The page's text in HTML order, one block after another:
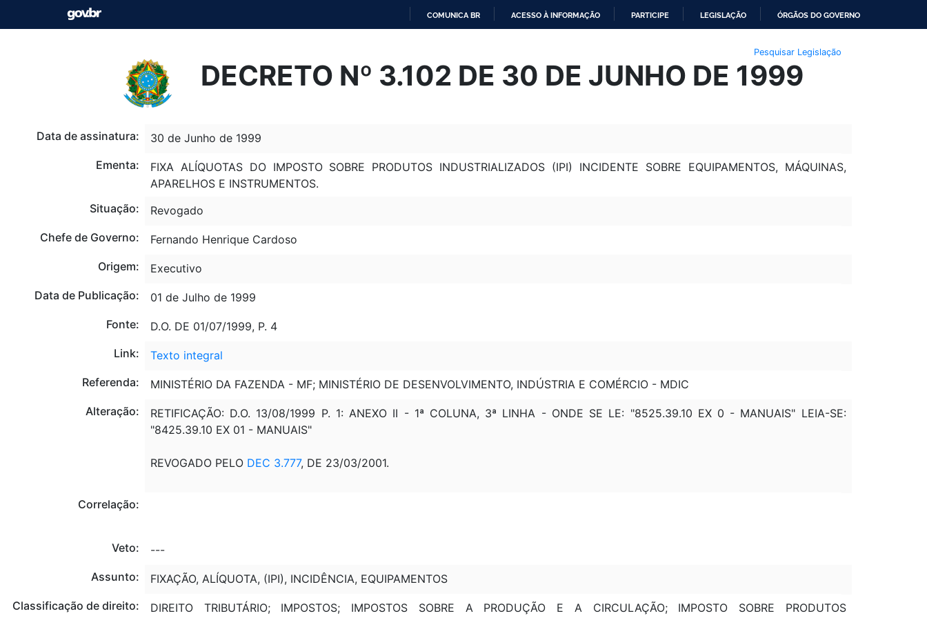
O
CONTEÚDO
COMUNICA BR ACESSO À INFORMAÇÃO PARTICIPE LEGISLAÇÃO ÓRGÃOS DO GOVERNO
Pesquisar Legislação
DECRETO Nº 3.102 DE 30 DE JUNHO DE 1999
Data de assinatura:
30 de Junho de 1999
Ementa:
FIXA ALÍQUOTAS DO IMPOSTO SOBRE PRODUTOS INDUSTRIALIZADOS (IPI) INCIDENTE SOBRE EQUIPAMENTOS, MÁQUINAS,
APARELHOS E INSTRUMENTOS.
Situação:
Revogado
Chefe de Governo:
Fernando Henrique Cardoso
Origem:
Executivo
Data de Publicação:
01 de Julho de 1999
Fonte:
D.O. DE 01/07/1999, P. 4
Link:
Texto integral
Referenda:
MINISTÉRIO DA FAZENDA - MF; MINISTÉRIO DE DESENVOLVIMENTO, INDÚSTRIA E COMÉRCIO - MDIC
Alteração:
RETIFICAÇÃO: D.O. 13/08/1999 P. 1: ANEXO II - 1ª COLUNA, 3ª LINHA - ONDE SE LE: "8525.39.10 EX 0 - MANUAIS" LEIA-SE:
"8425.39.10 EX 01 - MANUAIS"
REVOGADO PELO DEC 3.777, DE 23/03/2001.
Correlação:
Veto:
---
Assunto:
FIXAÇÃO, ALÍQUOTA, (IPI), INCIDÊNCIA, EQUIPAMENTOS
Classificação de direito:
DIREITO TRIBUTÁRIO; IMPOSTOS; IMPOSTOS SOBRE A PRODUÇÃO E A CIRCULAÇÃO; IMPOSTO SOBRE PRODUTOS